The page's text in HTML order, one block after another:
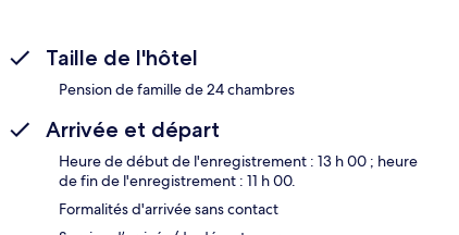
Taille de l'hôtel
Pension de famille de 24 chambres
Arrivée et départ
Heure de début de l'enregistrement : 13 h 00 ; heure
de fin de l'enregistrement : 11 h 00.
Formalités d'arrivée sans contact